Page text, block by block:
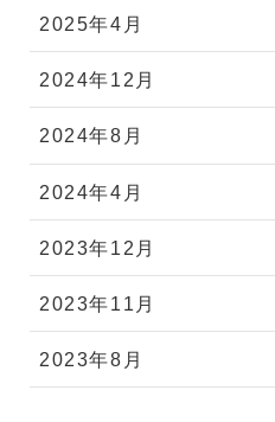
2025年4月
2024年12月
2024年8月
2024年4月
2023年12月
2023年11月
2023年8月